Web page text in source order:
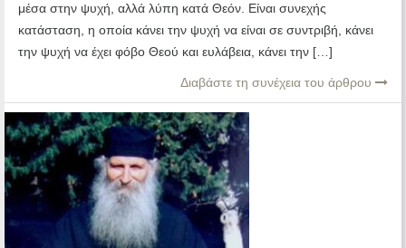
μέσα στην ψυχή, αλλά λύπη κατά Θεόν. Είναι συνεχής
κατάσταση, η οποία κάνει την ψυχή να είναι σε συντριβή, κάνει
την ψυχή να έχει φόβο Θεού και ευλάβεια, κάνει την […]
Διαβάστε τη συνέχεια του άρθρου